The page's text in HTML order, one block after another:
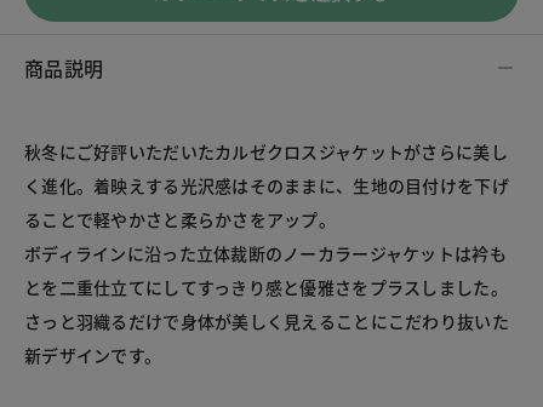
商品説明
秋冬にご好評いただいたカルゼクロスジャケットがさらに美し
く進化。着映えする光沢感はそのままに、生地の目付けを下げ
ることで軽やかさと柔らかさをアップ。
ボディラインに沿った立体裁断のノーカラージャケットは衿も
とを二重仕立てにしてすっきり感と優雅さをプラスしました。
さっと羽織るだけで身体が美しく見えることにこだわり抜いた
新デザインです。